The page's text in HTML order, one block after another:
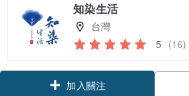
知染生活
台灣
5 (16)
加入關注